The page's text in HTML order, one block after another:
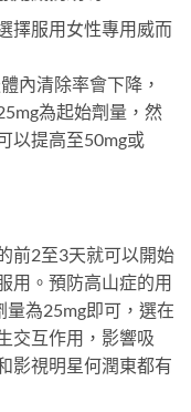
擇服用女性專用威而
內清除率會下降，
為起始劑量，然
以提高至50mg或
前2至3天就可以開始
用。預防高山症的用
為25mg即可，選在
交互作用，影響吸
影視明星何潤東都有